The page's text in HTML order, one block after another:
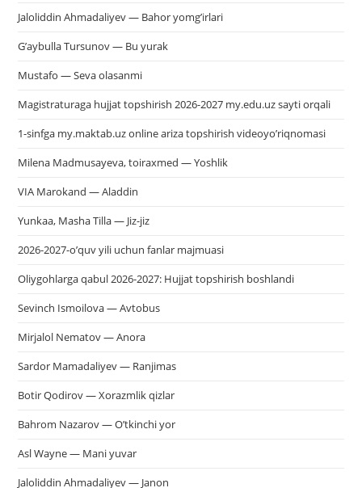
Jaloliddin Ahmadaliyev — Bahor yomg’irlari
G’aybulla Tursunov — Bu yurak
Mustafo — Seva olasanmi
Magistraturaga hujjat topshirish 2026-2027 my.edu.uz sayti orqali
1-sinfga my.maktab.uz online ariza topshirish videoyo’riqnomasi
Milena Madmusayeva, toiraxmed — Yoshlik
VIA Marokand — Aladdin
Yunkaa, Masha Tilla — Jiz-jiz
2026-2027-o’quv yili uchun fanlar majmuasi
Oliygohlarga qabul 2026-2027: Hujjat topshirish boshlandi
Sevinch Ismoilova — Avtobus
Mirjalol Nematov — Anora
Sardor Mamadaliyev — Ranjimas
Botir Qodirov — Xorazmlik qizlar
Bahrom Nazarov — O’tkinchi yor
Asl Wayne — Mani yuvar
Jaloliddin Ahmadaliyev — Janon